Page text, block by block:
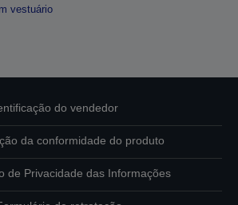
vestuário
do vendedor
da conformidade do produto
de Privacidade das Informações